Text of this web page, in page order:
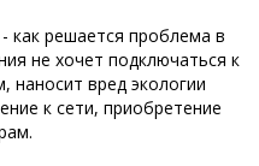
как решается проблема в
не хочет подключаться к
наносит вред экологии
к сети, приобретение